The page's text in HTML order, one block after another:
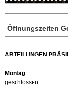
Öffnungszeiten
ABTEILUNGEN
Montag
geschlossen